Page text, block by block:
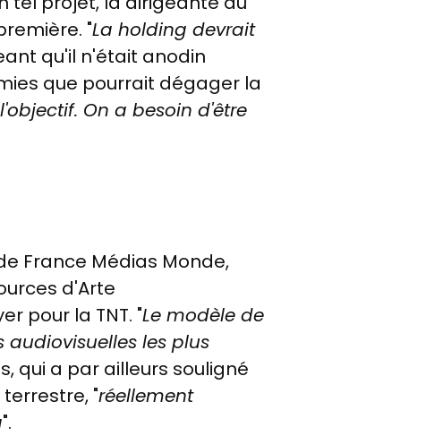
"La holding devrait
qu'il n'était anodin
que pourrait dégager la
On a besoin d'être
France Médias Monde,
d'Arte
pour la TNT. "Le modèle de
audiovisuelles les plus
qui a par ailleurs souligné
"réellement
".